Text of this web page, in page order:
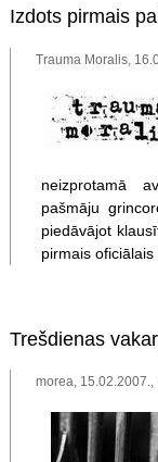
Izdots pirmais
Trauma Moralis,
neizprotamā
pašmāju
piedāvājot
pirmais
Trešdienas
morea, 15.02.2007.,